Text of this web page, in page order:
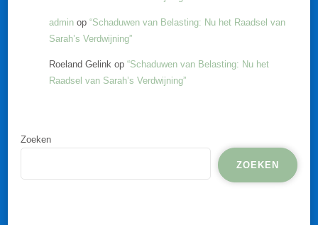
admin op “Schaduwen van Belasting: Nu het Raadsel van
Sarah’s Verdwijning”
Roeland Gelink op “Schaduwen van Belasting: Nu het
Raadsel van Sarah’s Verdwijning”
Zoeken
ZOEKEN